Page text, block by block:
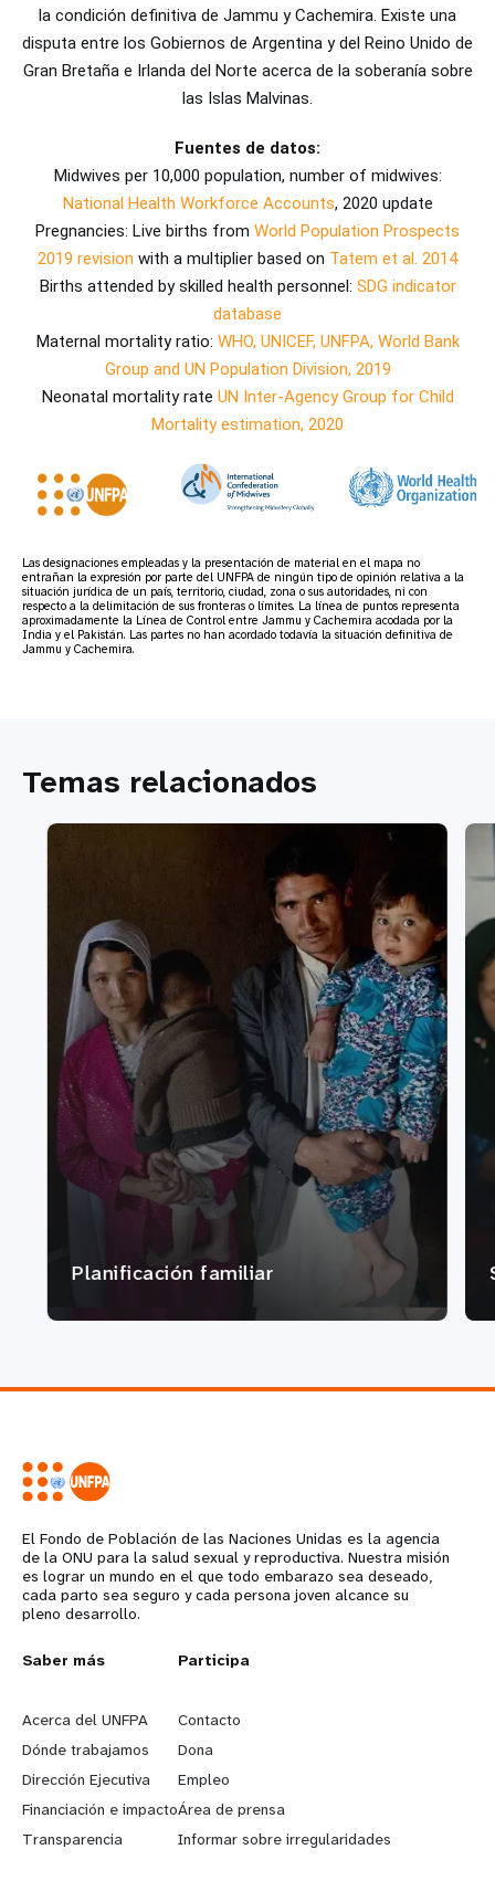
la condición definitiva de Jammu y Cachemira. Existe una
disputa entre los Gobiernos de Argentina y del Reino Unido de
Gran Bretaña e Irlanda del Norte acerca de la soberanía sobre
las Islas Malvinas.
Fuentes de datos:
Midwives per 10,000 population, number of midwives:
National Health Workforce Accounts, 2020 update
Pregnancies: Live births from World Population Prospects
2019 revision with a multiplier based on Tatem et al. 2014
Births attended by skilled health personnel: SDG indicator
database
Maternal mortality ratio: WHO, UNICEF, UNFPA, World Bank
Group and UN Population Division, 2019
Neonatal mortality rate UN Inter-Agency Group for Child
Mortality estimation, 2020
Las designaciones empleadas y la presentación de material en el mapa no
entrañan la expresión por parte del UNFPA de ningún tipo de opinión relativa a la
situación jurídica de un país, territorio, ciudad, zona o sus autoridades, ni con
respecto a la delimitación de sus fronteras o límites. La línea de puntos representa
aproximadamente la Línea de Control entre Jammu y Cachemira acodada por la
India y el Pakistán. Las partes no han acordado todavía la situación definitiva de
Jammu y Cachemira.
Temas relacionados
Planificación familiar
El Fondo de Población de las Naciones Unidas es la agencia
de la ONU para la salud sexual y reproductiva. Nuestra misión
es lograr un mundo en el que todo embarazo sea deseado,
cada parto sea seguro y cada persona joven alcance su
pleno desarrollo.
L
e
a
r
n
Saber más
Acerca del UNFPA
Dónde trabajamos
Dirección Ejecutiva
Financiación e impacto
Transparencia
G
o
b
e
y
Participa
Contacto
Dona
Empleo
Área de prensa
Informar sobre irregularidades